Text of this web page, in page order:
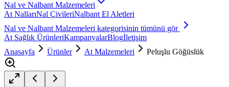
Nal ve Nalbant Malzemeleri
At NallarıNal ÇivileriNalbant El Aletleri
Nal ve Nalbant Malzemeleri kategorisinin tümünü gör
At Sağlık ÜrünleriKampanyalarBlogİletişim
Anasayfa
Ürünler At Malzemeleri Peluşlu Göğüslük